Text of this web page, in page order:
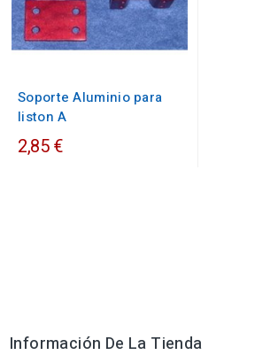
Soporte Aluminio para
liston A
2,85 €
Información De La Tienda